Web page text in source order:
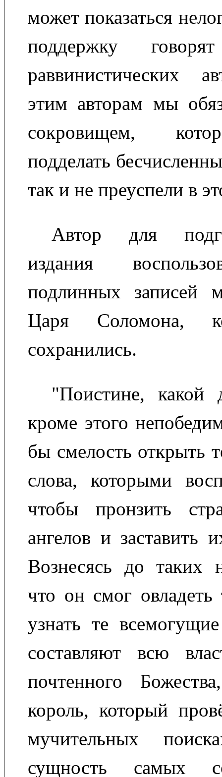
может показаться
поддержку
раввинистических
этим авторам мы
сокровищем,
подделать
так и не преуспели в
Автор для
издания
подлинных записей
Царя Соломона,
сохранились.
"Поистине, какой
кроме этого
бы смелость открыть
слова, которыми
чтобы пронзить
ангелов и заставить
Вознесясь до таких
что он смог
узнать те
составляют всю
почтенного
король, который
мучительных
сущность самых